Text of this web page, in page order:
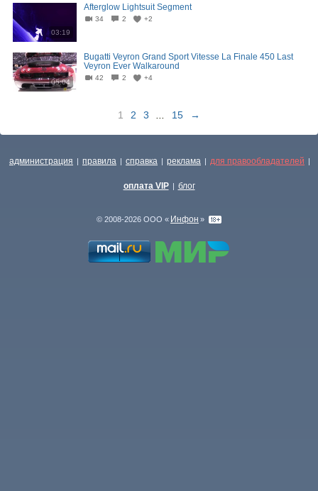
03:19
Afterglow Lightsuit Segment
34 2 +2
05:04
Bugatti Veyron Grand Sport Vitesse La Finale 450 Last
Veyron Ever Walkaround
42 2 +4
1 2 3 15 →
администрация | правила | справка | реклама | для правообладателей |
оплата VIP | блог
© 2008-2026 ООО « Инфон »